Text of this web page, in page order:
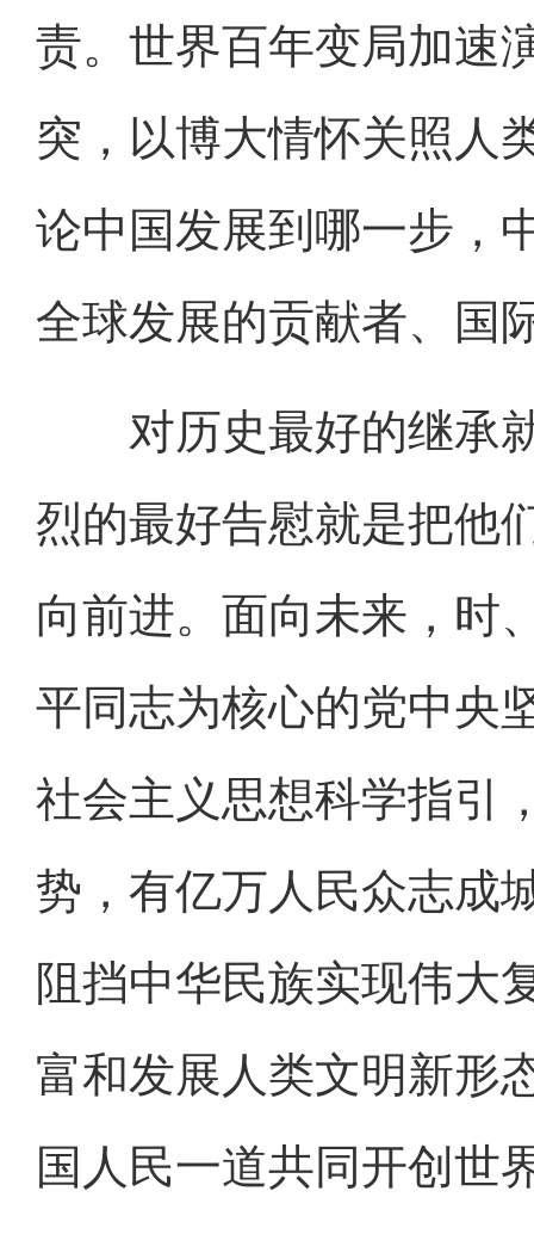
责。世界百年变局加速
突，以博大情怀关照人
论中国发展到哪一步，
全球发展的贡献者、国
对历史最好的继承就
烈的最好告慰就是把他
向前进。面向未来，时
平同志为核心的党中央
社会主义思想科学指引
势，有亿万人民众志成
阻挡中华民族实现伟大
富和发展人类文明新形
国人民一道共同开创世